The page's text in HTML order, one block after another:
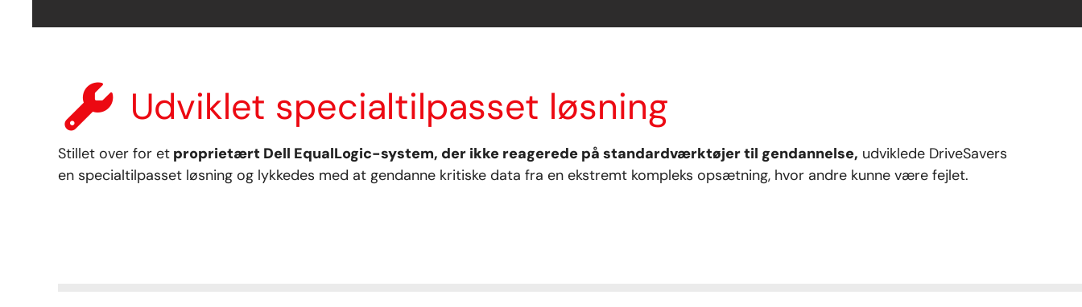
Udviklet specialtilpasset løsning
Stillet over for et proprietært Dell EqualLogic-system, der ikke reagerede på standardværktøjer til gendannelse, udviklede DriveSavers
en specialtilpasset løsning og lykkedes med at gendanne kritiske data fra en ekstremt kompleks opsætning, hvor andre kunne være fejlet.